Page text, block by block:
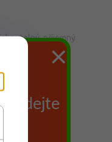
příjemný
tkaniny je
×
Zadejte